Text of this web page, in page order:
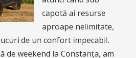
arată un studiu recent
Furnizorii auto din
Germania sunt tot
mai îndatorați și